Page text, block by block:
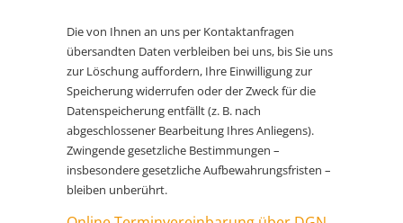
Die von Ihnen an uns per Kontaktanfragen
übersandten Daten verbleiben bei uns, bis Sie uns
zur Löschung auffordern, Ihre Einwilligung zur
Speicherung widerrufen oder der Zweck für die
Datenspeicherung entfällt (z. B. nach
abgeschlossener Bearbeitung Ihres Anliegens).
Zwingende gesetzliche Bestimmungen –
insbesondere gesetzliche Aufbewahrungsfristen –
bleiben unberührt.